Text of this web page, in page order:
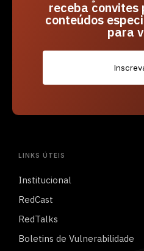
receba convites
conteúdos
para
LINKS ÚTEIS
Institucional
RedCast
RedTalks
Boletins de Vulnerabilidade